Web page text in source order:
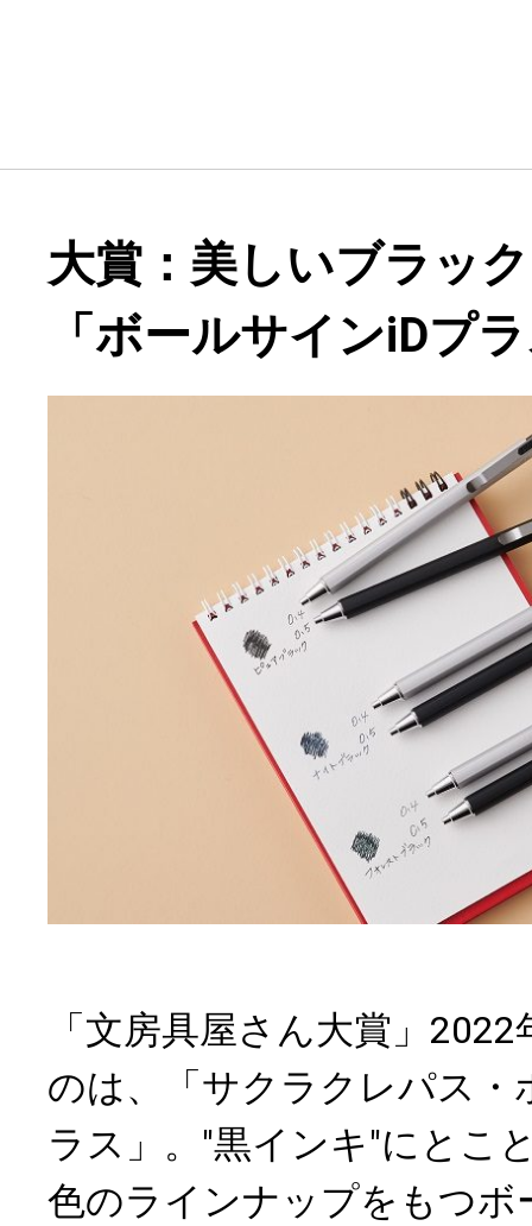
大賞：美しいブラッ
「ボールサインiDプ
「文房具屋さん大賞」
のは、「サクラクレパス・
ラス」。"黒インキ"にとこ
色のラインナップをもつボ